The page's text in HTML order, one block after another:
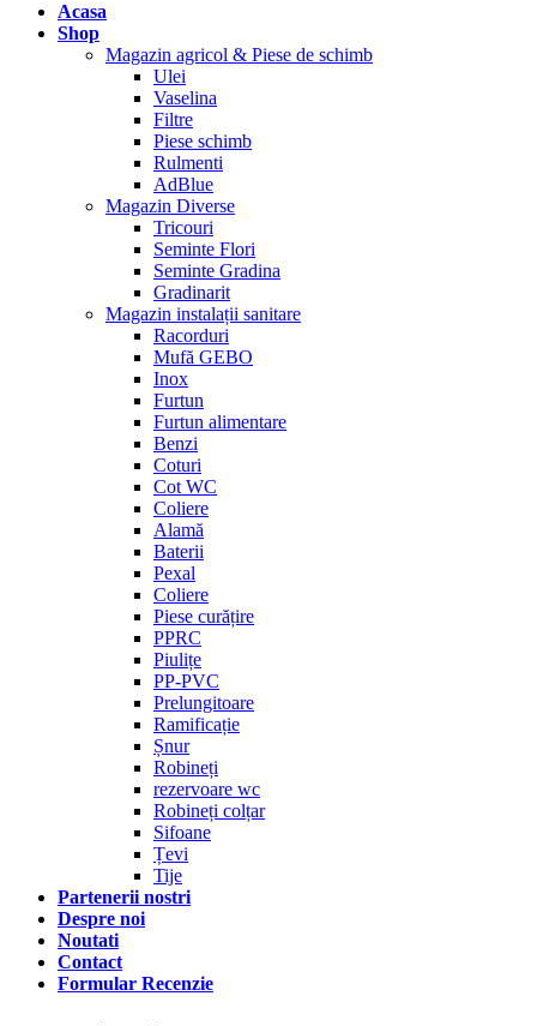
Acasa
Shop
Magazin agricol & Piese de schimb
Ulei
Vaselina
Filtre
Piese schimb
Rulmenti
AdBlue
Magazin Diverse
Tricouri
Seminte Flori
Seminte Gradina
Gradinarit
Magazin instalații sanitare
Racorduri
Mufă GEBO
Inox
Furtun
Furtun alimentare
Benzi
Coturi
Cot WC
Coliere
Alamă
Baterii
Pexal
Coliere
Piese curățire
PPRC
Piulițe
PP-PVC
Prelungitoare
Ramificație
Șnur
Robineți
rezervoare wc
Robineți colțar
Sifoane
Țevi
Tije
Partenerii nostri
Despre noi
Noutati
Contact
Formular Recenzie